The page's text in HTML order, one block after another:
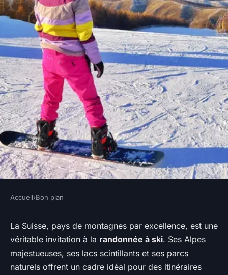
BON PLAN
Quels sont les meilleurs
itinéraires pour une
randonnée à ski en Suisse ?
Accueil›Bon plan
La Suisse, pays de montagnes par excellence, est une
véritable invitation à la randonnée à ski. Ses Alpes
majestueuses, ses lacs scintillants et ses parcs
naturels offrent un cadre idéal pour des itinéraires